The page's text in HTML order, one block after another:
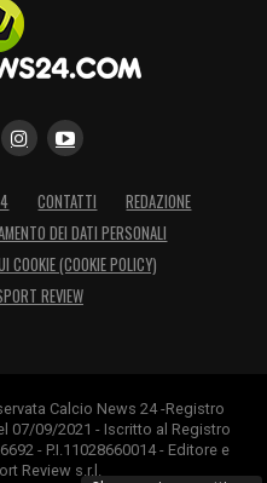
CONTATTI
REDAZIONE
DEI DATI PERSONALI
COOKIE (COOKIE POLICY)
REVIEW
Calcio News 24 -Registro
07/09/2021 - Iscritto al Registro
- P.I.11028660014 - Editore e
Review s.r.l.